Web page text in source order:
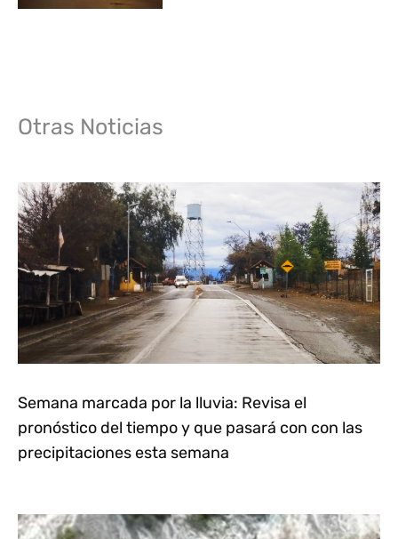
Otras Noticias
Semana marcada por la lluvia: Revisa el
pronóstico del tiempo y que pasará con con las
precipitaciones esta semana